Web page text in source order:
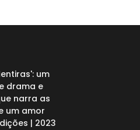
um
drama e
narra as
um amor
| 2023